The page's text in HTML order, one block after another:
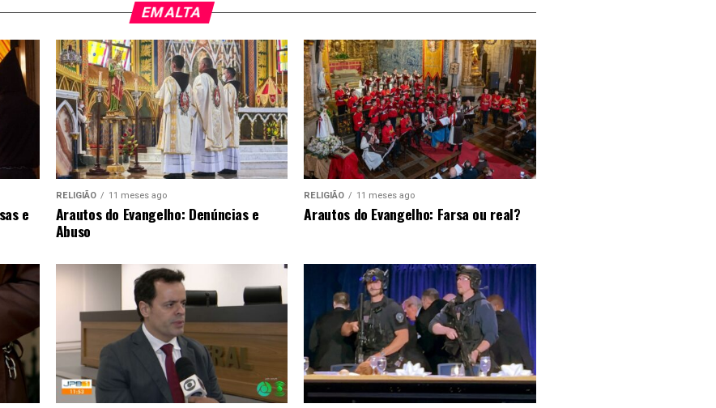
EM ALTA
e
RELIGIÃO 11 meses ago
Arautos do Evangelho: Denúncias e
Abuso
RELIGIÃO 11 meses ago
Arautos do Evangelho: Farsa ou real?